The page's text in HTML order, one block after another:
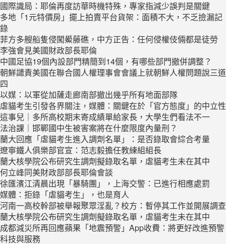
國際識局：耶倫再度訪華時機特殊，專家指減少誤判是關鍵
多地「1元特價房」擺上拍賣平台貨架：面積不大，不乏撿漏記
錄
菲方多艘船隻侵闖鱟藤礁，中方正告：任何侵權伎倆都是徒勞
李強會見美國財政部長耶倫
中國足協19個內設部門精簡到14個，有哪些部門撤併調整？
朝鮮譴責美國在聯合國人權理事會會議上就朝鮮人權問題說三道
四
以媒：以軍從加薩走廊南部撤出幾乎所有地面部隊
虐貓考生引發各界關注，媒體：關鍵在於「官方態度」的中立性
這事兒｜多所高校期末寄成績單給家長，大學生們看法不一
法治課｜邯鄲國中生被害案將在什麼限度內量刑？
蘭大回應「虐貓考生進入調劑名單」：是否錄取會綜合考量
遼寧鐵人俱樂部官宣：范志毅擔任教練組組長
蘭大核學院公布研究生調劑擬錄取名單，虐貓考生未在其中
何立峰同美財政部部長耶倫會談
徐匯濱江清晨出現「暴騎團」，上海交警：已進行相應處罰
媒體：拒錄「虐貓考生」，也是育人
河南一高校幹部被舉報聚眾淫亂？校方：暫停其工作並開展調查
蘭大核學院公布研究生調劑擬錄取名單，虐貓考生未在其中
成都減災所再回應蘋果「地震預警」App收費：將更好改進預警
科技與服務